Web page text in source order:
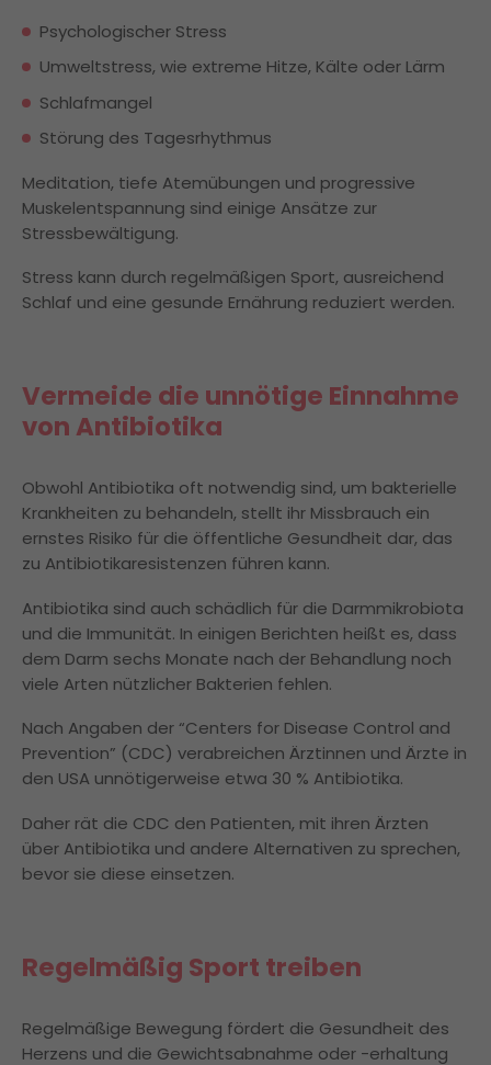
Psychologischer Stress
Umweltstress, wie extreme Hitze, Kälte oder Lärm
Schlafmangel
Störung des Tagesrhythmus
Meditation, tiefe Atemübungen und progressive
Muskelentspannung sind einige Ansätze zur
Stressbewältigung.
Stress kann durch regelmäßigen Sport, ausreichend
Schlaf und eine gesunde Ernährung reduziert werden.
Vermeide die unnötige Einnahme
von Antibiotika
Obwohl Antibiotika oft notwendig sind, um bakterielle
Krankheiten zu behandeln, stellt ihr Missbrauch ein
ernstes Risiko für die öffentliche Gesundheit dar, das
zu Antibiotikaresistenzen führen kann.
Antibiotika sind auch schädlich für die Darmmikrobiota
und die Immunität. In einigen Berichten heißt es, dass
dem Darm sechs Monate nach der Behandlung noch
viele Arten nützlicher Bakterien fehlen.
Nach Angaben der “Centers for Disease Control and
Prevention” (CDC) verabreichen Ärztinnen und Ärzte in
den USA unnötigerweise etwa 30 % Antibiotika.
Daher rät die CDC den Patienten, mit ihren Ärzten
über Antibiotika und andere Alternativen zu sprechen,
bevor sie diese einsetzen.
Regelmäßig Sport treiben
Regelmäßige Bewegung fördert die Gesundheit des
Herzens und die Gewichtsabnahme oder -erhaltung